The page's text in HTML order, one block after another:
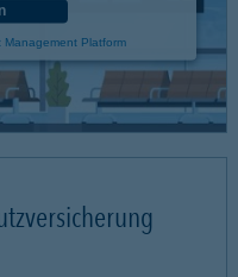
Management Platform